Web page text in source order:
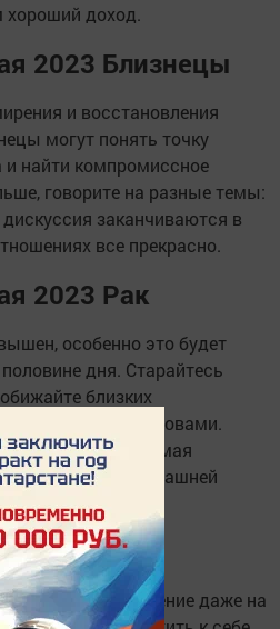
хороший доход.
2023 Близнецы
и восстановления
могут понять точку
и найти компромиссное
говорите на разные темы:
заканчиваются в
все прекрасно.
2023 Рак
особенно это будет
дня. Старайтесь
близких
или резкими словами.
планов, 1 мая
рутинной домашней
2023 Лев
впечатление даже на